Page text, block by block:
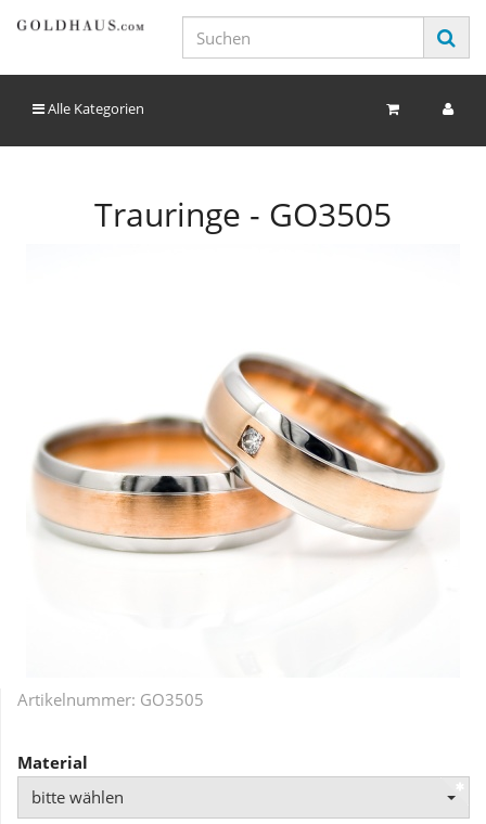
Alle Kategorien
Trauringe - GO3505
Artikelnummer: GO3505
Material
bitte wählen